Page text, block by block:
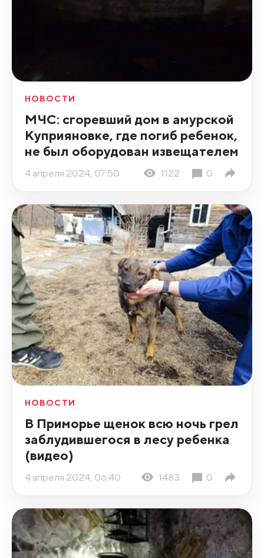
НОВОСТИ
МЧС: сгоревший дом в амурской
Куприяновке, где погиб ребенок,
не был оборудован извещателем
4 апреля 2024, 07:50 1122 0
НОВОСТИ
В Приморье щенок всю ночь грел
заблудившегося в лесу ребенка
(видео)
4 апреля 2024, 06:40 1483 0